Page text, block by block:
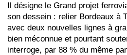
Il désigne le Grand projet
son dessein : relier Bordeaux à
avec deux nouvelles lignes à
bien méconnue et pourtant
interroge, par 88 % du même